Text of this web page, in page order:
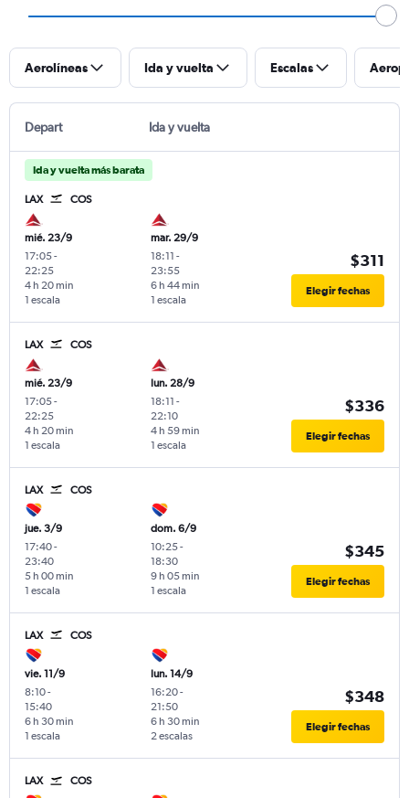
Aerolíneas Ida y vuelta Escalas
Depart Ida y vuelta
Ida y vuelta más barata
LAX COS
mié. 23/9
17:05-
22:25
1 escala
4 h 20 min
mar. 29/9
18:11 -
23:55
1 escala
6 h 44 min
$311
Elegir fechas
LAX COS
mié. 23/9
17:05-
22:25
1 escala
4 h 20 min
lun. 28/9
18:11 -
22:10
1 escala
4 h 59 min
$336
Elegir fechas
LAX COS
jue. 3/9
17:40-
23:40
1 escala
5 h 00 min
dom. 6/9
10:25-
18:30
1 escala
9 h 05 min
$345
Elegir fechas
LAX COS
vie. 11/9
8:10-
15:40
1 escala
6 h 30 min
lun. 14/9
16:20-
21:50
2 escalas
6 h 30 min
$348
Elegir fechas
LAX COS